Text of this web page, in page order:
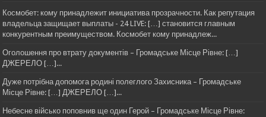
Космобет: кому принадлежит инициатива прозрачности. Как репутация
владельца защищает выплаты - 24 LIVE: […] становится главным
конкурентным преимуществом. Космобет кому принадлеж...
Оголошення про втрату документів – Громадське Місце Рівне: […]
ДЖЕРЕЛО […]...
Дуже потрібна допомога родині полеглого Захисника – Громадське
Місце Рівне: […] ДЖЕРЕЛО […]...
Небесне військо поповнив ще один Герой – Громадське Місце Рівне: